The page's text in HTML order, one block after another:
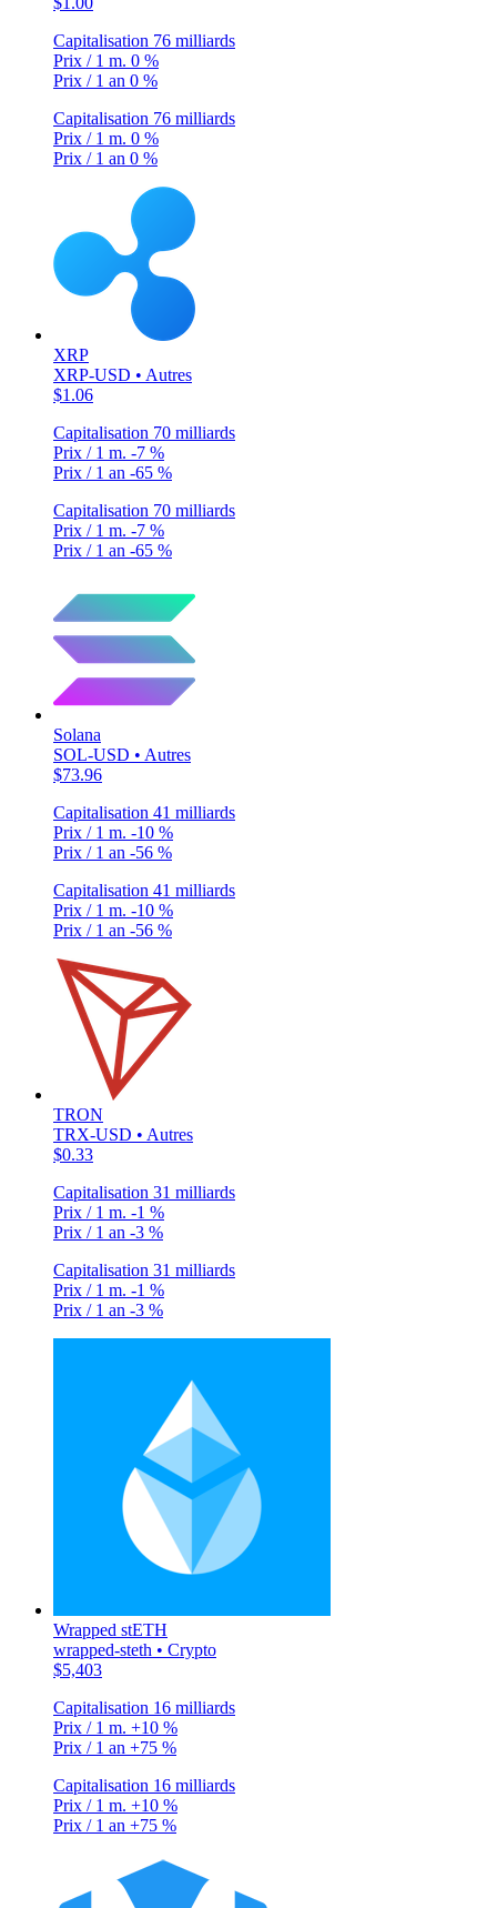
Capitalisation 76 milliards
Prix / 1 m. 0 %
Prix / 1 an 0 %
Capitalisation 76 milliards
Prix / 1 m. 0 %
Prix / 1 an 0 %
XRP
XRP-USD • Autres
$1.06
Capitalisation 70 milliards
Prix / 1 m. -7 %
Prix / 1 an -65 %
Capitalisation 70 milliards
Prix / 1 m. -7 %
Prix / 1 an -65 %
Solana
SOL-USD • Autres
$73.96
Capitalisation 41 milliards
Prix / 1 m. -10 %
Prix / 1 an -56 %
Capitalisation 41 milliards
Prix / 1 m. -10 %
Prix / 1 an -56 %
TRON
TRX-USD • Autres
$0.33
Capitalisation 31 milliards
Prix / 1 m. -1 %
Prix / 1 an -3 %
Capitalisation 31 milliards
Prix / 1 m. -1 %
Prix / 1 an -3 %
Wrapped stETH
wrapped-steth • Crypto
$5,403
Capitalisation 16 milliards
Prix / 1 m. +10 %
Prix / 1 an +75 %
Capitalisation 16 milliards
Prix / 1 m. +10 %
Prix / 1 an +75 %